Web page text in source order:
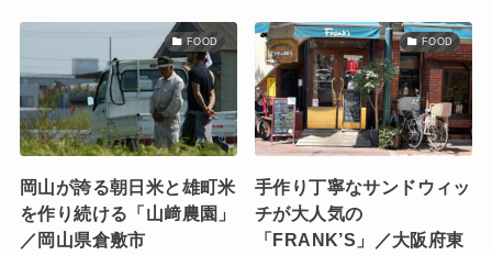
FOOD
岡山が誇る朝日米と雄町米
を作り続ける「山﨑農園」
／岡山県倉敷市
FOOD
手作り丁寧なサンドウィッ
チが大人気の
「FRANK’S」／大阪府東